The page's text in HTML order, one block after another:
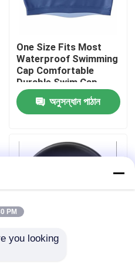
One Size Fits Most
Waterproof Swimming
Cap Comfortable
Durable Swim Cap
Designed to Fit
Securely and Prevent
Water Entry
অনুসন্ধান পাঠান
PM
you looking